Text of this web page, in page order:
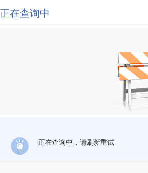
正在查询中
正在查询中，请刷新重试